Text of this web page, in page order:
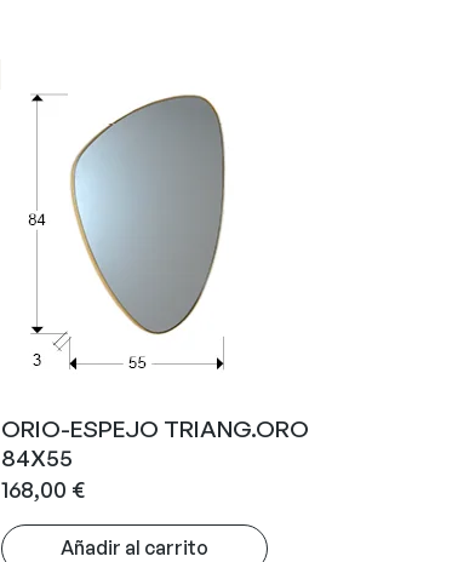
ORIO-ESPEJO TRIANG.ORO
84X55
168,00 €
Añadir al carrito